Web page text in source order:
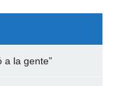
a la gente”